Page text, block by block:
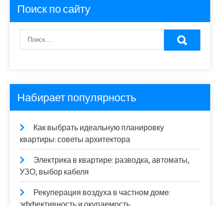
Поиск по сайту
Набирает популярность
Как выбрать идеальную планировку
квартиры: советы архитектора
Электрика в квартире: разводка, автоматы,
УЗО, выбор кабеля
Рекуперация воздуха в частном доме: